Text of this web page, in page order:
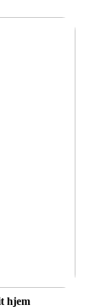
hjem